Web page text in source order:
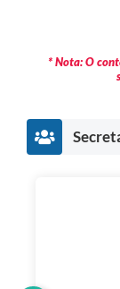
* Nota: O